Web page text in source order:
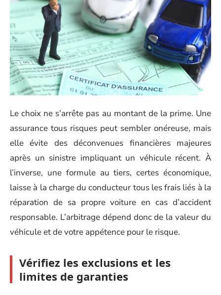
Le choix ne s’arrête pas au montant de la prime. Une
assurance tous risques peut sembler onéreuse, mais
elle évite des déconvenues financières majeures
après un sinistre impliquant un véhicule récent. À
l’inverse, une formule au tiers, certes économique,
laisse à la charge du conducteur tous les frais liés à la
réparation de sa propre voiture en cas d’accident
responsable. L’arbitrage dépend donc de la valeur du
véhicule et de votre appétence pour le risque.
Vérifiez les exclusions et les
limites de garanties